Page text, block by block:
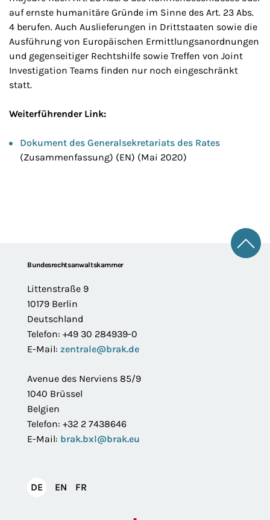
auf ernste humanitäre Gründe im Sinne des Art. 23 Abs.
4 berufen. Auch Auslieferungen in Drittstaaten sowie die
Ausführung von Europäischen Ermittlungsanordnungen
und gegenseitiger Rechtshilfe sowie Treffen von Joint
Investigation Teams finden nur noch eingeschränkt
statt.
Weiterführender Link:
Dokument des Generalsekretariats des Rates
(Zusammenfassung) (EN) (Mai 2020)
FooterBundesrechtsanwaltskammer
Littenstraße 9
10179 Berlin
Deutschland
Telefon: +49 30 284939-0
E-Mail: zentrale@brak.de
Avenue des Nerviens 85/9
1040 Brüssel
Belgien
Telefon: +32 2 7438646
E-Mail: brak.bxl@brak.eu
DEDeutsch
EN English
FR